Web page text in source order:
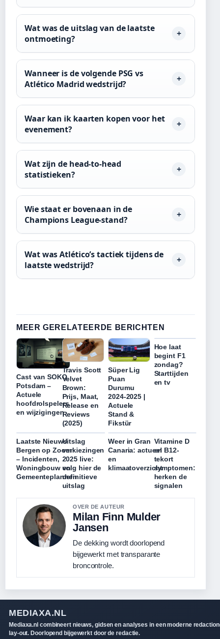
Wat was de uitslag van de laatste
ontmoeting?
Wanneer is de volgende PSG vs
Atlético Madrid wedstrijd?
Waar kan ik kaarten kopen voor het
evenement?
Wat zijn de head-to-head
statistieken?
Wie staat er bovenaan in de
Champions League-stand?
Wat was Atlético’s tactiek tijdens de
laatste wedstrijd?
MEER GERELATEERDE BERICHTEN
Cast van SOKO
Potsdam –
Actuele
hoofdrolspelers
en wijzigingen
Travis Scott
Velvet
Brown:
Prijs, Maat,
Release en
Reviews
(2025)
Süper Lig
Puan
Durumu
2024-2025 |
Actuele
Stand &
Fikstür
Hoe laat
begint F1
zondag?
Starttijden
en tv
Laatste Nieuws
Bergen op Zoom
– Incidenten,
Woningbouw en
Gemeenteplannen
Uitslag
verkiezingen
2025 live:
volg hier de
definitieve
uitslag
Weer in Gran
Canaria: actueel
en
klimaatoverzicht
Vitamine D
en B12-
tekort
symptomen:
herken de
signalen
OVER DE AUTEUR
Milan Finn Mulder
Jansen
De dekking wordt doorlopend
bijgewerkt met transparante
broncontrole.
MEDIAXA.NL
Mediaxa.nl combineert nieuws, gidsen en analyses in een moderne
lay-out. Doorlopend bijgewerkt door de redactie.